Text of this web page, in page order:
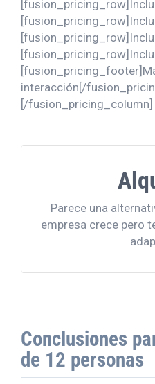
interacción[/
[/
Parece una
empresa crece pero
Busca
permiten
Conclusiones
de 12 personas